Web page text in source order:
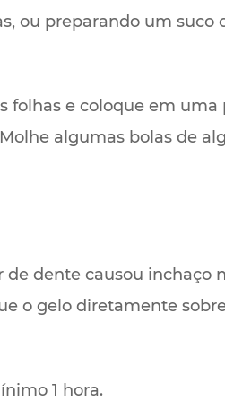
ou preparando um suco
folhas e coloque em
algumas bolas de
dente causou inchaço
o gelo diretamente
1 hora.